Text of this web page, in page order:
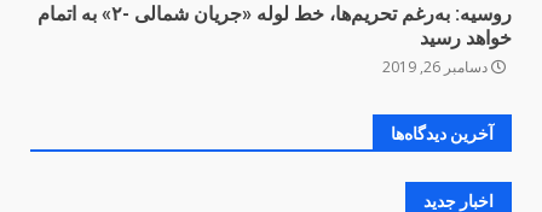
روسیه: به‌رغم تحریم‌ها، خط لوله «جریان شمالی -۲» به اتمام
خواهد رسید
دسامبر 26, 2019
آخرین دیدگاه‌ها
اخبار جدید